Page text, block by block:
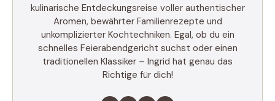
kulinarische Entdeckungsreise voller authentischer
Aromen, bewährter Familienrezepte und
unkomplizierter Kochtechniken. Egal, ob du ein
schnelles Feierabendgericht suchst oder einen
traditionellen Klassiker – Ingrid hat genau das
Richtige für dich!